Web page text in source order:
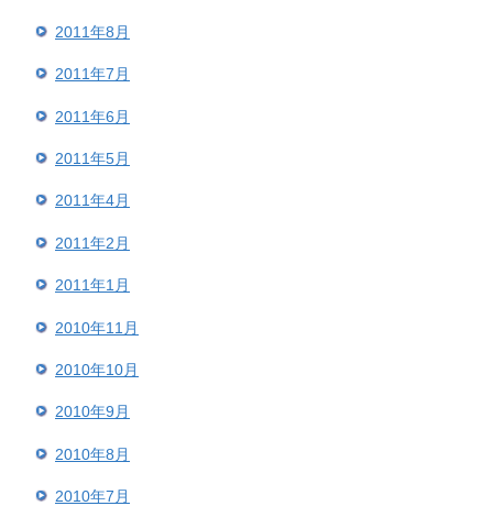
2011年8月
2011年7月
2011年6月
2011年5月
2011年4月
2011年2月
2011年1月
2010年11月
2010年10月
2010年9月
2010年8月
2010年7月